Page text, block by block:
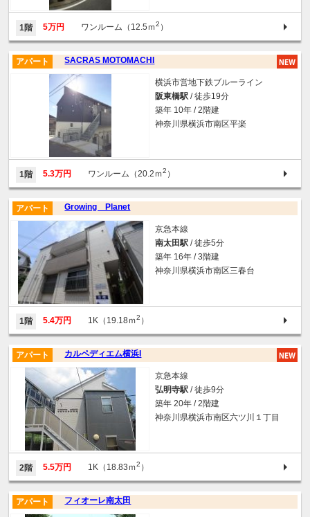
1階 5万円 ワンルーム（12.5ｍ2 ）
SACRAS MOTOMACHI
アパート
横浜市営地下鉄ブルーライン
阪東橋駅 / 徒歩19分
築年 10年 / 2階建
神奈川県横浜市南区平楽
1階 5.3万円 ワンルーム（20.2ｍ2 ）
Growing Planet
アパート
京急本線
南太田駅 / 徒歩5分
築年 16年 / 3階建
神奈川県横浜市南区三春台
1階 5.4万円 1K（19.18ｍ2 ）
カルペディエム横浜I
アパート
京急本線
弘明寺駅 / 徒歩9分
築年 20年 / 2階建
神奈川県横浜市南区六ツ川１丁目
2階 5.5万円 1K（18.83ｍ2 ）
フィオーレ南太田
アパート